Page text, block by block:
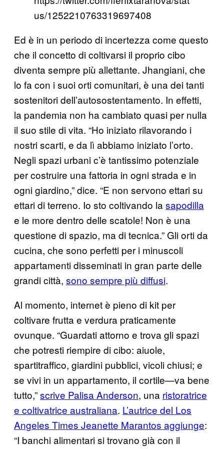
us/1252210763319697408
Ed è in un periodo di incertezza come questo
che il concetto di coltivarsi il proprio cibo
diventa sempre più allettante. Jhangiani, che
lo fa con i suoi orti comunitari, è una dei tanti
sostenitori dell’autosostentamento. In effetti,
la pandemia non ha cambiato quasi per nulla
il suo stile di vita. “Ho iniziato rilavorando i
nostri scarti, e da lì abbiamo iniziato l’orto.
Negli spazi urbani c’è tantissimo potenziale
per costruire una fattoria in ogni strada e in
ogni giardino,” dice. “E non servono ettari su
ettari di terreno. Io sto coltivando la sapodilla
e le more dentro delle scatole! Non è una
questione di spazio, ma di tecnica.” Gli orti da
cucina, che sono perfetti per i minuscoli
appartamenti disseminati in gran parte delle
grandi città, sono sempre più diffusi.
Al momento, internet è pieno di kit per
coltivare frutta e verdura praticamente
ovunque. “Guardati attorno e trova gli spazi
che potresti riempire di cibo: aiuole,
spartitraffico, giardini pubblici, vicoli chiusi; e
se vivi in un appartamento, il cortile—va bene
tutto,”scrive Palisa Anderson, una ristoratrice
e coltivatrice australiana. L’autrice del Los
Angeles Times Jeanette Marantos aggiunge:
“I banchi alimentari si trovano già con il